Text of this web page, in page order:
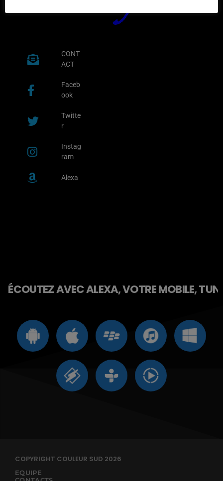
CONT
ACT
Faceb
ook
Twitte
r
Instag
ram
Alexa
ÉCOUTEZ AVEC ALEXA, VOTRE MOBILE,
COPYRIGHT COULEUR SUD 2026
EQUIPE